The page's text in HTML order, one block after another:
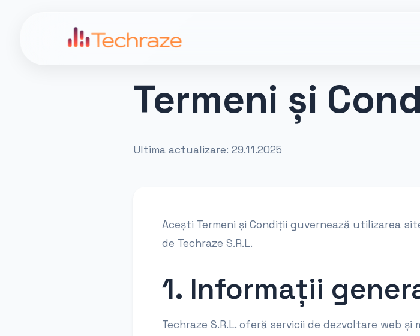
Termeni și
Ultima actualizare: 29.11.2025
Acești Termeni și Condiții guvernează utilizarea
de Techraze S.R.L.
1. Informații
Techraze S.R.L. oferă servicii de dezvoltare web